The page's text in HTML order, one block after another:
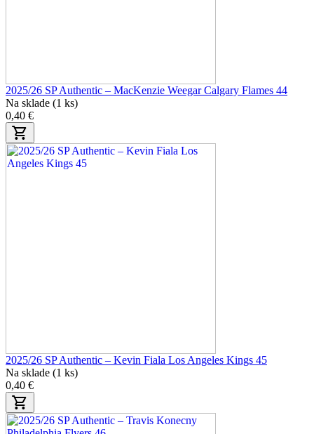
2025/26 SP Authentic – MacKenzie Weegar Calgary Flames 44
Na sklade (1 ks)
0,40 €
2025/26 SP Authentic – Kevin Fiala Los Angeles Kings 45
Na sklade (1 ks)
0,40 €